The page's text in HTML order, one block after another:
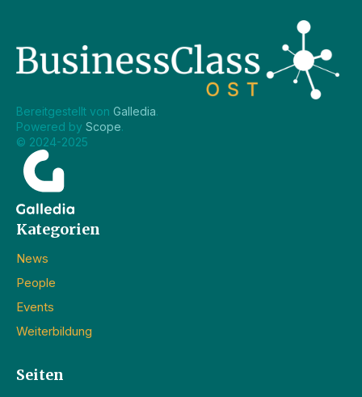
Bereitgestellt von Galledia.
Powered by Scope.
© 2024-2025
Kategorien
News
People
Events
Weiterbildung
Seiten